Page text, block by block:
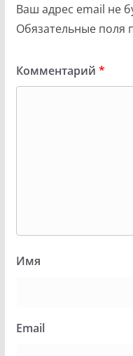
Ваш адрес email не
Обязательные поля
Комментарий *
Имя
Email